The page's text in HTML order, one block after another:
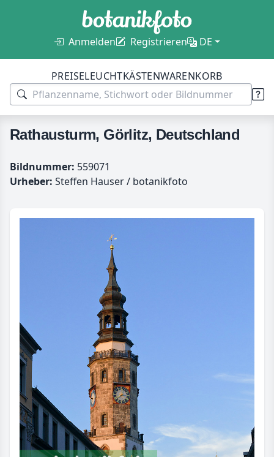
Anmelden Registrieren DE
PREISELEUCHTKÄSTENWARENKORB
Rathausturm, Görlitz, Deutschland
Bildnummer: 559071
Urheber: Steffen Hauser / botanikfoto